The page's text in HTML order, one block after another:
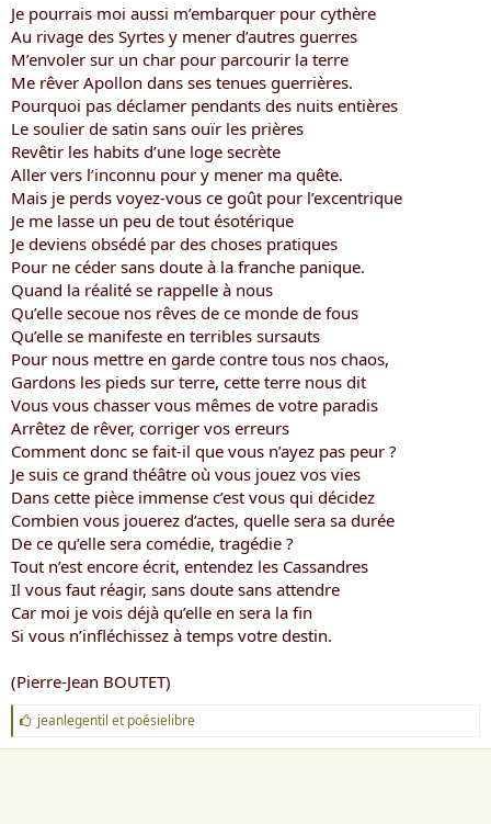
c
u
s
s
i
o
Je pourrais moi aussi m’embarquer pour cythère
Au rivage des Syrtes y mener d’autres guerres
M’envoler sur un char pour parcourir la terre
Me rêver Apollon dans ses tenues guerrières.
Pourquoi pas déclamer pendants des nuits entières
Le soulier de satin sans ouïr les prières
Revêtir les habits d’une loge secrète
Aller vers l’inconnu pour y mener ma quête.
Mais je perds voyez-vous ce goût pour l’excentrique
Je me lasse un peu de tout ésotérique
Je deviens obsédé par des choses pratiques
Pour ne céder sans doute à la franche panique.
Quand la réalité se rappelle à nous
Qu’elle secoue nos rêves de ce monde de fous
Qu’elle se manifeste en terribles sursauts
Pour nous mettre en garde contre tous nos chaos,
Gardons les pieds sur terre, cette terre nous dit
Vous vous chasser vous mêmes de votre paradis
Arrêtez de rêver, corriger vos erreurs
Comment donc se fait-il que vous n’ayez pas peur ?
Je suis ce grand théâtre où vous jouez vos vies
Dans cette pièce immense c’est vous qui décidez
Combien vous jouerez d’actes, quelle sera sa durée
De ce qu’elle sera comédie, tragédie ?
Tout n’est encore écrit, entendez les Cassandres
Il vous faut réagir, sans doute sans attendre
Car moi je vois déjà qu’elle en sera la fin
Si vous n’infléchissez à temps votre destin.
(Pierre-Jean BOUTET)
J
'
a
jeanlegentil et poésielibre